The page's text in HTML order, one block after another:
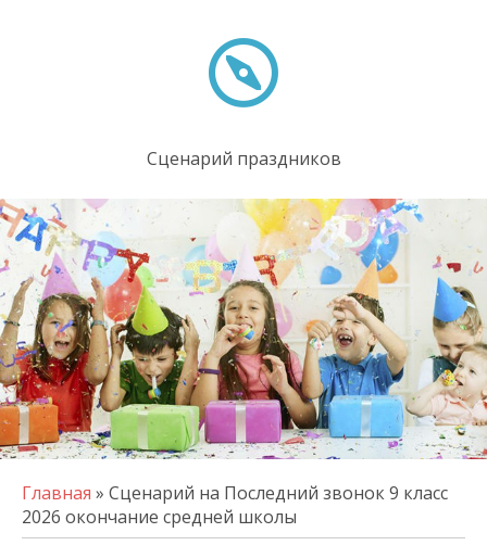
Сценарий праздников
Главная » Сценарий на Последний звонок 9 класс
2026 окончание средней школы